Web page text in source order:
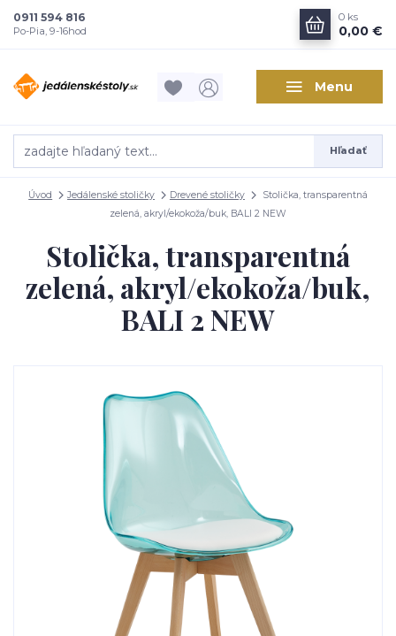
Menu
Hľadať
0911 594 816
Po-Pia, 9-16hod
0 ks
0,00 €
Úvod Jedálenské stoličky Drevené stoličky
Stolička, transparentná
zelená, akryl/ekokoža/buk, BALI 2 NEW
Stolička, transparentná
zelená, akryl/ekokoža/buk,
BALI 2 NEW